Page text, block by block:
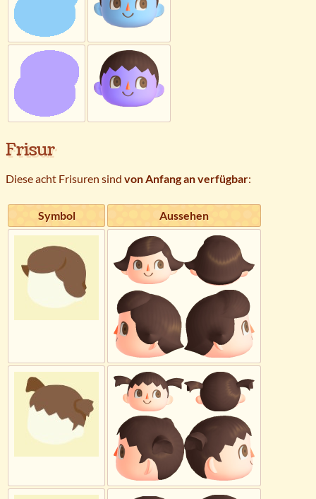
Frisur
Diese acht Frisuren sind von Anfang an verfügbar:
Symbol Aussehen